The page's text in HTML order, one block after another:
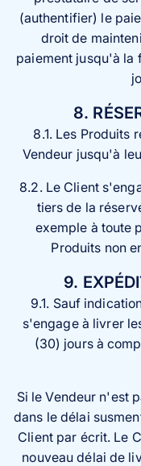
(authentifier) le
droit de
paiement jusqu'à la
8.
8.1. Les Produits
Vendeur jusqu'à
8.2. Le Client
tiers de la
exemple à toute
Produits non
9.
9.1. Sauf
s'engage à livrer
(30) jours à
Si le Vendeur n'est
dans le délai
Client par écrit. Le
nouveau délai de